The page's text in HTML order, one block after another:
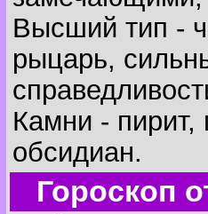
Высший тип -
рыцарь,
Камни - пирит,
обсидиан.
Гороскоп